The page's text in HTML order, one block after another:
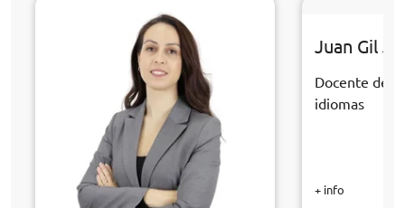
Juan Gil
Docente de
idiomas
+ info